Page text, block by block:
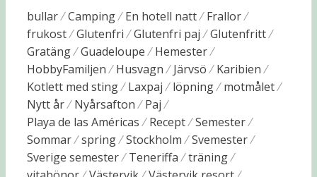
bullar Camping En hotell natt
Frallor
frukost
Glutenfri Glutenfri paj
Glutenfritt
Gratäng
Guadeloupe
Hemester
HobbyFamiljen
Husvagn Järvsö
Karibien
Kotlett med sting
Laxpaj löpning
motmålet
Nytt år
Nyårsafton
Paj
Playa de las Américas
Recept
Semester
Sommar
spring Stockholm
Svemester
Sverige semester
Teneriffa
träning